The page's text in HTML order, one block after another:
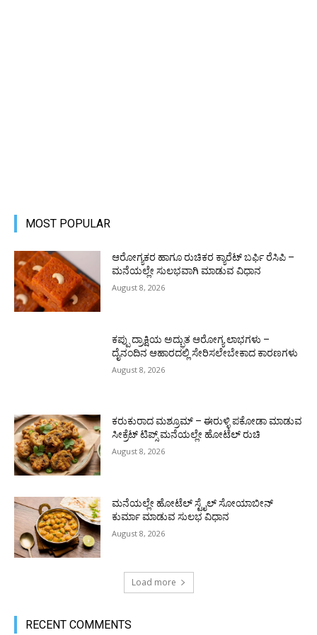
MOST POPULAR
ಆರೋಗ್ಯಕರ ಹಾಗೂ ರುಚಿಕರ ಕ್ಯಾರೆಟ್ ಬರ್ಫಿ ರೆಸಿಪಿ –
ಮನೆಯಲ್ಲೇ ಸುಲಭವಾಗಿ ಮಾಡುವ ವಿಧಾನ
August 8, 2026
ಕಪ್ಪು ದ್ರಾಕ್ಷಿಯ ಅದ್ಭುತ ಆರೋಗ್ಯ ಲಾಭಗಳು –
ದೈನಂದಿನ ಆಹಾರದಲ್ಲಿ ಸೇರಿಸಲೇಬೇಕಾದ ಕಾರಣಗಳು
August 8, 2026
ಕರುಕುರಾದ ಮಶ್ರೂಮ್ – ಈರುಳ್ಳಿ ಪಕೋಡಾ ಮಾಡುವ
ಸೀಕ್ರೆಟ್ ಟಿಪ್ಸ್ ಮನೆಯಲ್ಲೇ ಹೋಟೆಲ್ ರುಚಿ
August 8, 2026
ಮನೆಯಲ್ಲೇ ಹೋಟೆಲ್ ಸ್ಟೈಲ್ ಸೋಯಾಬೀನ್
ಕುರ್ಮಾ ಮಾಡುವ ಸುಲಭ ವಿಧಾನ
August 8, 2026
Load more
RECENT COMMENTS